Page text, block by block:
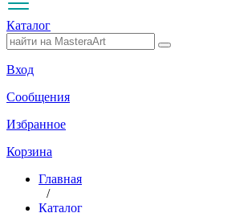
Каталог
Вход
Сообщения
Избранное
Корзина
Главная
/
Каталог